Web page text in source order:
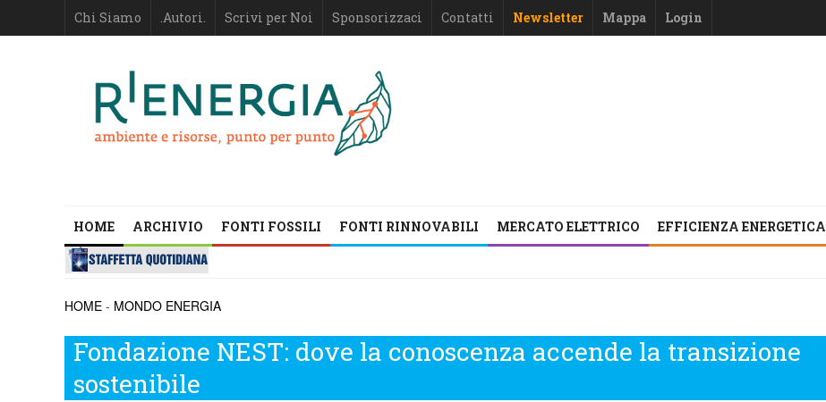
Chi Siamo .Autori. Scrivi per Noi Sponsorizzaci Contatti Newsletter Mappa Login
HOME ARCHIVIO FONTI FOSSILI FONTI RINNOVABILI MERCATO ELETTRICO EFFICIENZA ENERGETICA
HOME - MONDO ENERGIA
Fondazione NEST: dove la conoscenza accende la transizione
sostenibile